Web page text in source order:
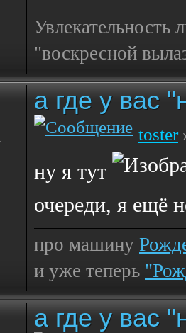
Увлекательность
"воскресной
а где у вас
toster
ну я тут
очереди, я ещё
про машину
и уже теперь
а где у вас